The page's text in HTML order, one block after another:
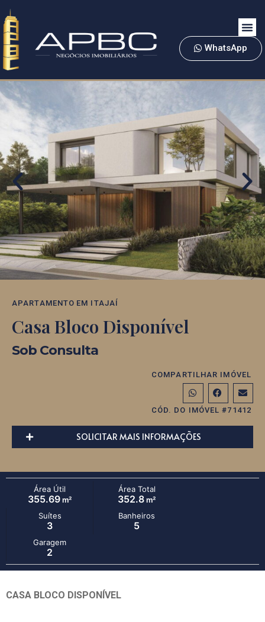
WhatsApp
APARTAMENTO EM ITAJAÍ
Casa Bloco Disponível
Sob Consulta
COMPARTILHAR IMÓVEL
CÓD. DO IMÓVEL #71412
SOLICITAR MAIS INFORMAÇÕES
Área Útil
355.69m²
Área Total
352.8 m²
Suítes
3
Banheiros
5
Garagem
2
CASA BLOCO DISPONÍVEL